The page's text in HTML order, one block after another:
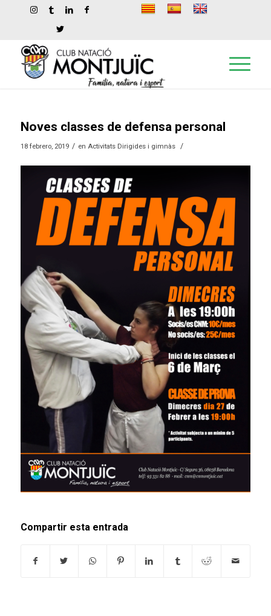
Noves classes de defensa personal
18 febrero, 2019 / en Activitats Dirigides i gimnàs /
Compartir esta entrada